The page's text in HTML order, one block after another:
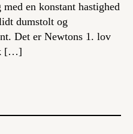
en konstant hastighed
dumstolt og
Det er Newtons 1. lov
[…]